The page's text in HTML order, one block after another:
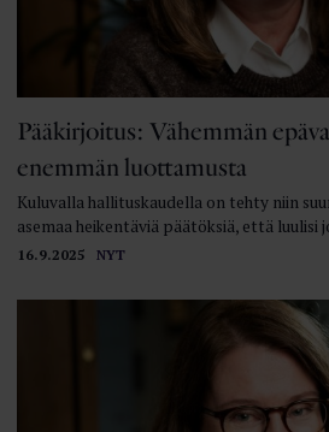
16.9.2025 NYT
Pääkirjoitus: Vähemmän
enemmän luottamusta
Kuluvalla hallituskaudella on tehty niin
asemaa heikentäviä päätöksiä, että luulisi